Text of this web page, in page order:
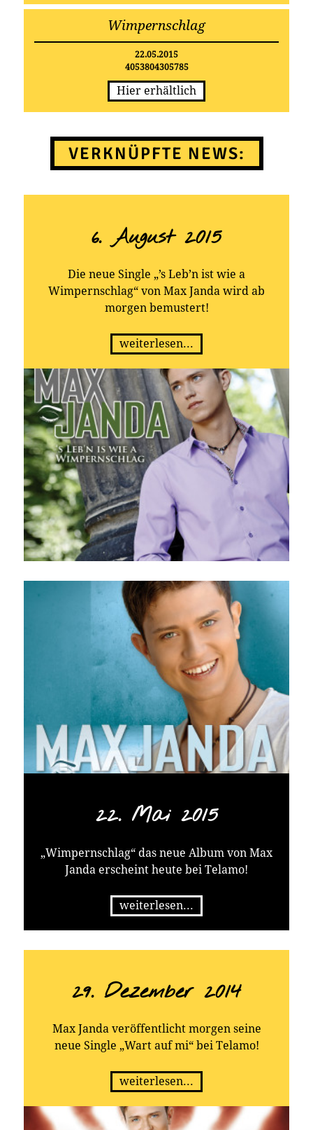
sympathische Sunnyboy sich und seinen Fans
jetzt ein besonderes Geschenk: Mit
„Wimpernschlag“ veröffentlicht er sein
erstes Album, das von den ganz großen
erzählt, dass im Leben ein winziger Moment,
nicht länger als ein Wimpernschlag, alles
Wimpernschlag
22.05.2015
4053804305785
Hier erhältlich
VERKNÜPFTE NEWS:
6. August 2015
Die neue Single „’s Leb’n ist wie a
Wimpernschlag“ von Max Janda wird ab
morgen bemustert!
weiterlesen...
22. Mai 2015
„Wimpernschlag“ das neue Album von Max
Janda erscheint heute bei Telamo!
weiterlesen...
29. Dezember 2014
Max Janda veröffentlicht morgen seine
neue Single „Wart auf mi“ bei Telamo!
weiterlesen...